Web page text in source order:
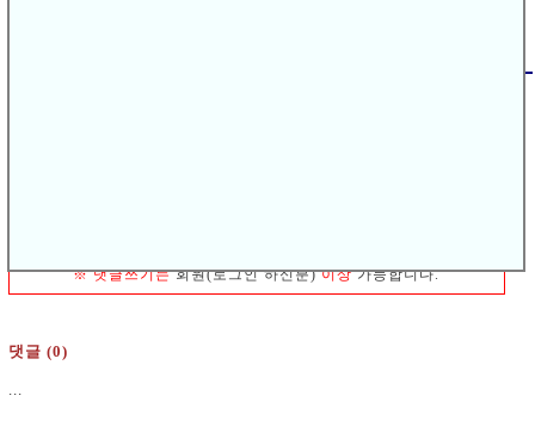
※댓글쓰기는회원(로그인 하신분)이상가능합니다.
댓글 (0)
...